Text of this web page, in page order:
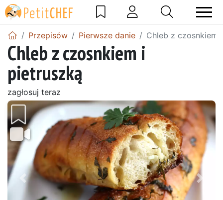
Przepisów Pierwsze danie Chleb z czosnkiem
Chleb z czosnkiem i
pietruszką
zagłosuj teraz
Wróć Dalej